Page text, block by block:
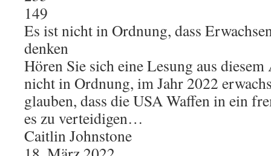
149
Es ist nicht in Ordnung, dass
denken
Hören Sie sich eine Lesung aus
nicht in Ordnung, im Jahr 2022
glauben, dass die USA Waffen in ein
es zu verteidigen…
Caitlin Johnstone